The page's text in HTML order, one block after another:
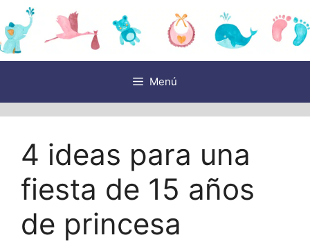
Saltar
al
contenido
Menú
4 ideas para una
fiesta de 15 años
de princesa